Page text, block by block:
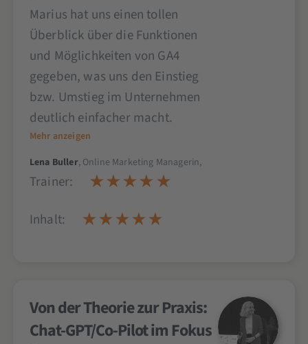
Marius hat uns einen tollen
Überblick über die Funktionen
und Möglichkeiten von GA4
gegeben, was uns den Einstieg
bzw. Umstieg im Unternehmen
deutlich einfacher macht.
Mehr anzeigen
Lena Buller, Online Marketing Managerin,
Trainer:
Inhalt:
Von der Theorie zur Praxis:
Chat-GPT/Co-Pilot im Fokus